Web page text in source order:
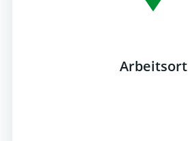
Arbeitsort